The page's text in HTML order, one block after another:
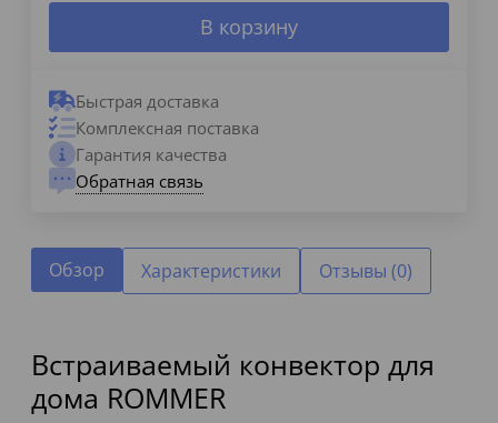
В корзину
Быстрая доставка
Комплексная поставка
Гарантия качества
Обратная связь
Обзор Характеристики Отзывы (0)
Встраиваемый конвектор для
дома ROMMER